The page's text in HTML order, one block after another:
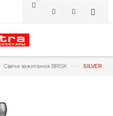
Свечи зажигания BRISK —› SILVER